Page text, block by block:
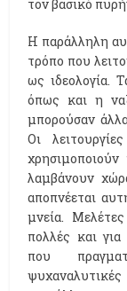
τον βασικό
Η παράλληλη
τρόπο που
ως ιδεολογία.
όπως και η
μπορούσαν
Οι
λαμβάνουν
αποπνέεται
μνεία.
πολλές και για
που
ψυχαναλυτικές